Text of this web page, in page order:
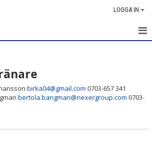
LOGGA IN
birka04@gmail.com 0703-657 341
bertola.bangman@nexergroup.com 0703-